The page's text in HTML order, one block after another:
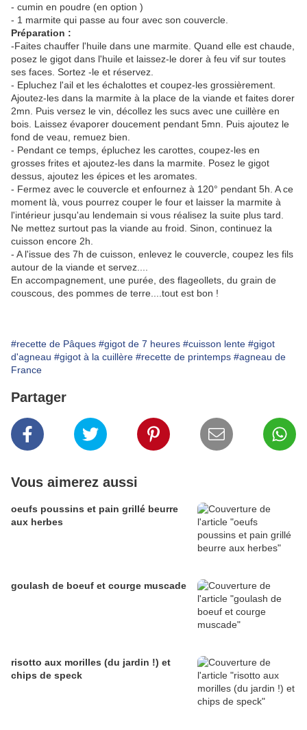
- cumin en poudre (en option )
- 1 marmite qui passe au four avec son couvercle.
Préparation :
-Faites chauffer l'huile dans une marmite. Quand elle est chaude,
posez le gigot dans l'huile et laissez-le dorer à feu vif sur toutes
ses faces. Sortez -le et réservez.
- Epluchez l'ail et les échalottes et coupez-les grossièrement.
Ajoutez-les dans la marmite à la place de la viande et faites dorer
2mn. Puis versez le vin, décollez les sucs avec une cuillère en
bois. Laissez évaporer doucement pendant 5mn. Puis ajoutez le
fond de veau, remuez bien.
- Pendant ce temps, épluchez les carottes, coupez-les en
grosses frites et ajoutez-les dans la marmite. Posez le gigot
dessus, ajoutez les épices et les aromates.
- Fermez avec le couvercle et enfournez à 120° pendant 5h. A ce
moment là, vous pourrez couper le four et laisser la marmite à
l'intérieur jusqu'au lendemain si vous réalisez la suite plus tard.
Ne mettez surtout pas la viande au froid. Sinon, continuez la
cuisson encore 2h.
- A l'issue des 7h de cuisson, enlevez le couvercle, coupez les fils
autour de la viande et servez....
En accompagnement, une purée, des flageollets, du grain de
couscous, des pommes de terre....tout est bon !
#recette de Pâques #gigot de 7 heures #cuisson lente #gigot
d'agneau #gigot à la cuillère #recette de printemps #agneau de
France
Partager
Vous aimerez aussi
oeufs poussins et pain grillé beurre
aux herbes
goulash de boeuf et courge muscade
risotto aux morilles (du jardin !) et
chips de speck